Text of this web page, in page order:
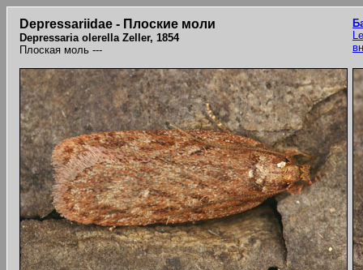
Depressariidae - Плоские моли
Depressaria olerella Zeller, 1854
Плоская моль ---